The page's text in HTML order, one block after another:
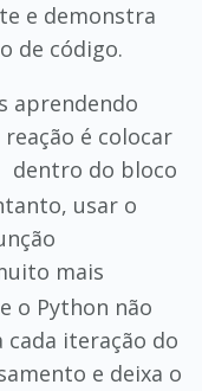
e demonstra
de código.
aprendendo
é colocar
dentro do bloco
usar o
mais
o Python não
iteração do
e deixa o